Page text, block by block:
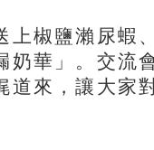
椒鹽瀨尿蝦
華」。交流
來，讓大家